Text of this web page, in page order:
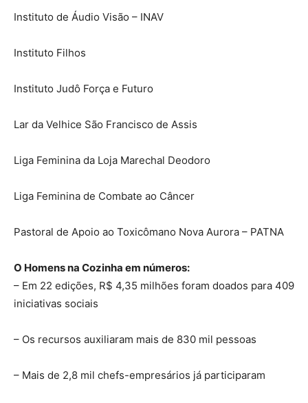
Instituto de Áudio Visão – INAV
Instituto Filhos
Instituto Judô Força e Futuro
Lar da Velhice São Francisco de Assis
Liga Feminina da Loja Marechal Deodoro
Liga Feminina de Combate ao Câncer
Pastoral de Apoio ao Toxicômano Nova Aurora – PATNA
O Homens na Cozinha em números:
– Em 22 edições, R$ 4,35 milhões foram doados para 409
iniciativas sociais
– Os recursos auxiliaram mais de 830 mil pessoas
– Mais de 2,8 mil chefs-empresários já participaram